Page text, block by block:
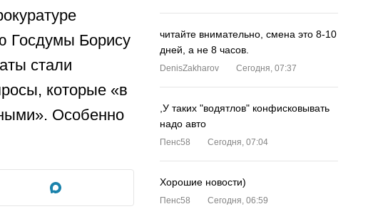
Госдумы Борису
стали
которые «в
Особенно
читайте внимательно, смена это 8-10
дней, а не 8 часов.
DenisZakharov Сегодня, 07:37
,У таких "водятлов" конфисковывать
надо авто
Пенс58 Сегодня, 07:04
Хорошие новости)
Пенс58 Сегодня, 06:59